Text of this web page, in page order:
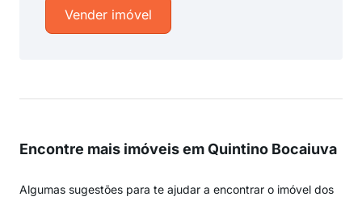
Vender imóvel
Encontre mais imóveis em Quintino Bocaiuva
Algumas sugestões para te ajudar a encontrar o imóvel dos